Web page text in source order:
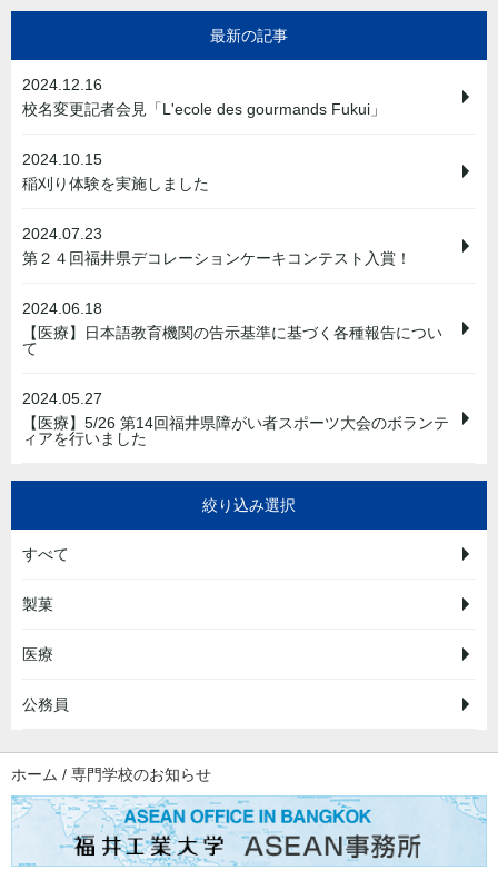
最新の記事
2024.12.16
校名変更記者会見「L'ecole des gourmands Fukui」
2024.10.15
稲刈り体験を実施しました
2024.07.23
第２４回福井県デコレーションケーキコンテスト入賞！
2024.06.18
【医療】日本語教育機関の告示基準に基づく各種報告につい
て
2024.05.27
【医療】5/26 第14回福井県障がい者スポーツ大会のボランテ
ィアを行いました
絞り込み選択
すべて
製菓
医療
公務員
ホーム / 専門学校のお知らせ